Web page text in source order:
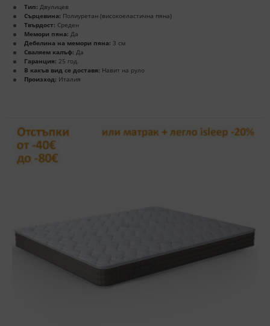
Тип: Двулицев
Сърцевина: Полиуретан (високоеластична пяна)
Твърдост: Среден
Мемори пяна: Да
Дебелина на мемори пяна: 3 см
Сваляем калъф: Да
Гаранция: 25 год.
В какъв вид се доставя: Навит на руло
Произход: Италия